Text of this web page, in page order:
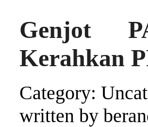
Genjot
Kerahkan
Category:
written by